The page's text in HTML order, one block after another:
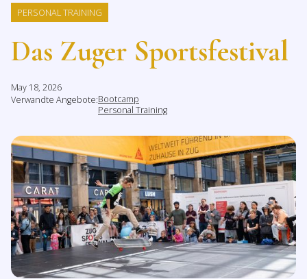
PERSONAL TRAINING
Das Zuger Sportsfestival
May 18, 2026
Verwandte Angebote:Bootcamp
Personal Training